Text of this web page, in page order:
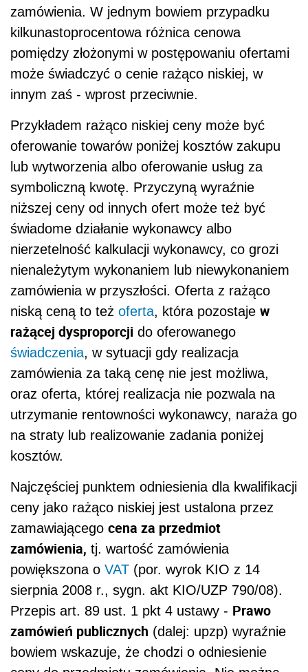
zamówienia. W jednym bowiem przypadku
kilkunastoprocentowa różnica cenowa
pomiędzy złożonymi w postępowaniu ofertami
może świadczyć o cenie rażąco niskiej, w
innym zaś - wprost przeciwnie.
Przykładem rażąco niskiej ceny może być
oferowanie towarów poniżej kosztów zakupu
lub wytworzenia albo oferowanie usług za
symboliczną kwotę. Przyczyną wyraźnie
niższej ceny od innych ofert może też być
świadome działanie wykonawcy albo
nierzetelność kalkulacji wykonawcy, co grozi
nienależytym wykonaniem lub niewykonaniem
zamówienia w przyszłości. Oferta z rażąco
niską ceną to też oferta, która pozostaje w
rażącej dysproporcji do oferowanego
świadczenia, w sytuacji gdy realizacja
zamówienia za taką cenę nie jest możliwa,
oraz oferta, której realizacja nie pozwala na
utrzymanie rentowności wykonawcy, naraża go
na straty lub realizowanie zadania poniżej
kosztów.
Najczęściej punktem odniesienia dla kwalifikacji
ceny jako rażąco niskiej jest ustalona przez
zamawiającego cena za przedmiot
zamówienia, tj. wartość zamówienia
powiększona o VAT (por. wyrok KIO z 14
sierpnia 2008 r., sygn. akt KIO/UZP 790/08).
Przepis art. 89 ust. 1 pkt 4 ustawy - Prawo
zamówień publicznych (dalej: upzp) wyraźnie
bowiem wskazuje, że chodzi o odniesienie